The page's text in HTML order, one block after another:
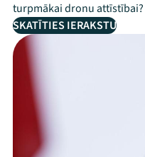
turpmākai dronu attīstībai?
SKATĪTIES IERAKSTU